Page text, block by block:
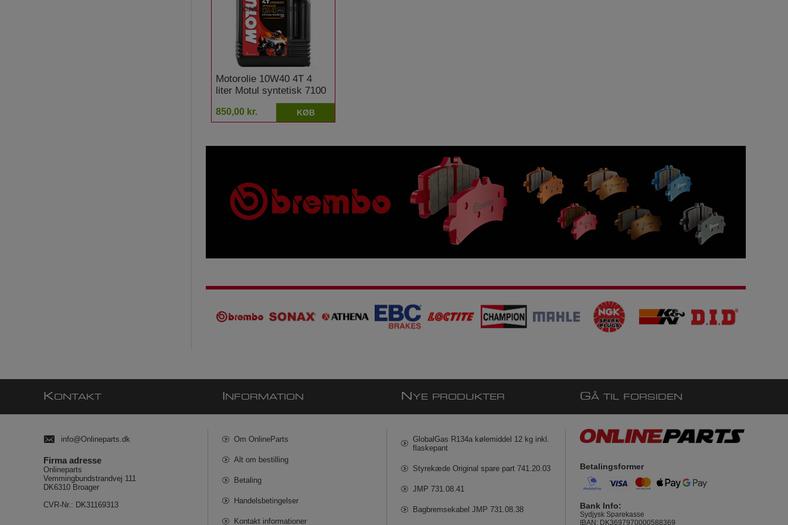
Motorolie 10W40 4T 4
liter Motul syntetisk 7100
850,00 kr. KØB
KONTAKT
info@Onlineparts.dk
Firma adresse
Onlineparts
Vemmingbundstrandvej 111
DK6310 Broager
CVR-Nr.: DK31169313
NFORMATION
Om OnlineParts
Alt om bestilling
Betaling
Handelsbetingelser
Kontakt informationer
N YE PRODUKTER
GlobalGas R134a kølemiddel 12 kg inkl.
flaskepant
Styrekæde Original spare part 741.20.03
JMP 731.08.41
Bagbremsekabel JMP 731.08.38
GÅ TIL FORSIDEN
Betalingsformer
Bank Info:
Sydjysk Sparekasse
IBAN: DK3697970000588369